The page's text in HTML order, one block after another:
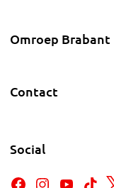
Omroep Brabant
Contact
Social